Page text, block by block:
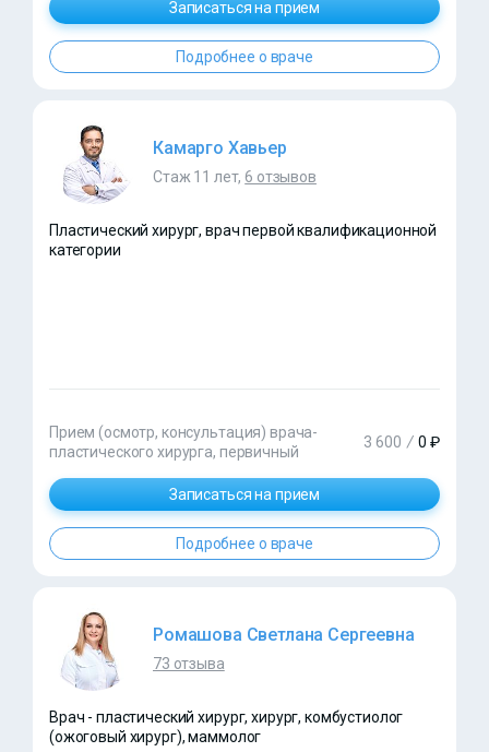
Записаться на прием
Подробнее о враче
Камарго Хавьер
Стаж 11 лет,6 отзывов
Пластический хирург, врач первой квалификационной
категории
Прием (осмотр, консультация) врача-
пластического хирурга, первичный
3 600 / 0 ₽
Записаться на прием
Подробнее о враче
Ромашова Светлана Сергеевна
73 отзыва
Врач - пластический хирург, хирург, комбустиолог
(ожоговый хирург), маммолог